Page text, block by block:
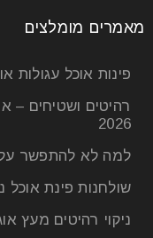
מאמרים מומלצים
פינות אוכל עגולות
רהיטים ושטיחים –
2026
למה לא להתפשר על
שולחנות פינת אוכל
ניקוי רהיטים מעץ